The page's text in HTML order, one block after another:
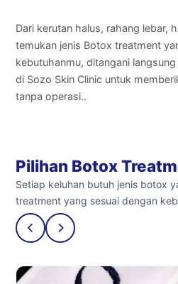
Dari kerutan halus, rahang lebar,
temukan jenis Botox treatment
kebutuhanmu, ditangani
di Sozo Skin Clinic untuk
tanpa operasi..
Pilihan Botox
Setiap keluhan butuh jenis botox
treatment yang sesuai dengan